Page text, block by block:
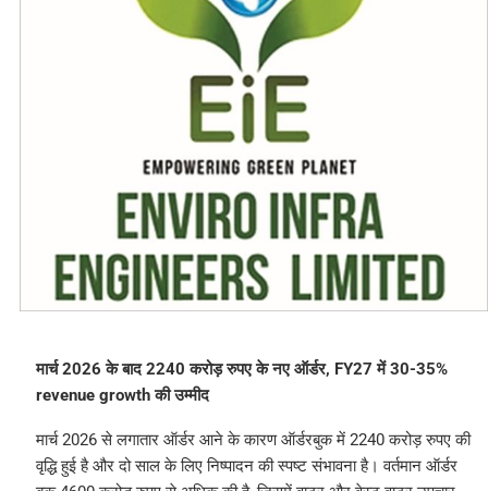
मार्च 2026 के बाद 2240 करोड़ रुपए के नए ऑर्डर, FY27 में 30-35%
revenue growth की उम्मीद
मार्च 2026 से लगातार ऑर्डर आने के कारण ऑर्डरबुक में 2240 करोड़ रुपए की
वृद्धि हुई है और दो साल के लिए निष्पादन की स्पष्ट संभावना है। वर्तमान ऑर्डर